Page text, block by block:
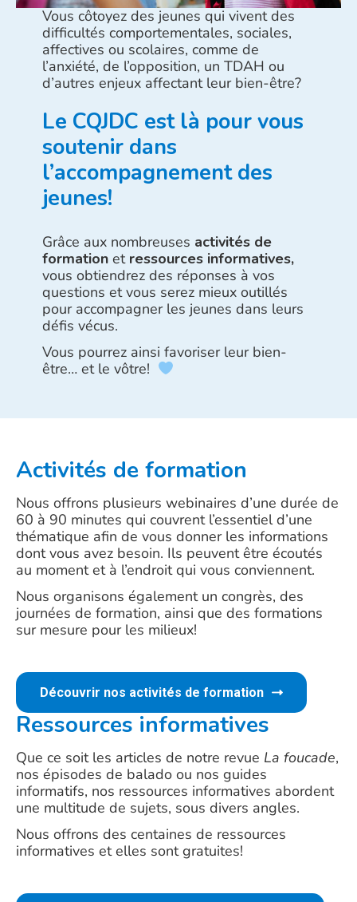
Vous côtoyez des jeunes qui vivent des
difficultés comportementales, sociales,
affectives ou scolaires, comme de
l’anxiété, de l’opposition, un TDAH ou
d’autres enjeux affectant leur bien-être?
Le CQJDC est là pour vous
soutenir dans
l’accompagnement des
jeunes!
Grâce aux nombreuses activités de
formationet ressources informatives,
vous obtiendrez des réponses à vos
questions et vous serez mieux outillés
pour accompagner les jeunes dans leurs
défis vécus.
Vous pourrez ainsi favoriser leur bien-
être… et le vôtre!
Activités de formation
Nous offrons plusieurs webinaires d’une durée de
60 à 90 minutes qui couvrent l’essentiel d’une
thématique afin de vous donner les informations
dont vous avez besoin. Ils peuvent être écoutés
au moment et à l’endroit qui vous conviennent.
Nous organisons également un congrès, des
journées de formation, ainsi que des formations
sur mesure pour les milieux!
Découvrir nos activités de formation
Ressources informatives
Que ce soit les articles de notre revue La foucade,
nos épisodes de balado ou nos guides
informatifs, nos ressources informatives abordent
une multitude de sujets, sous divers angles.
Nous offrons des centaines de ressources
informatives et elles sont gratuites!